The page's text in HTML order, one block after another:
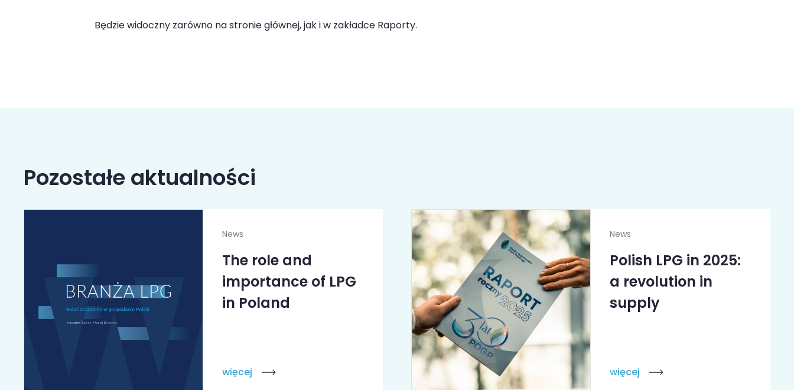
Będzie widoczny zarówno na stronie głównej, jak i w zakładce Raporty.
Pozostałe aktualności
News
The role and
importance of LPG
in Poland
więcej
News
Polish LPG in 2025:
a revolution in
supply
więcej